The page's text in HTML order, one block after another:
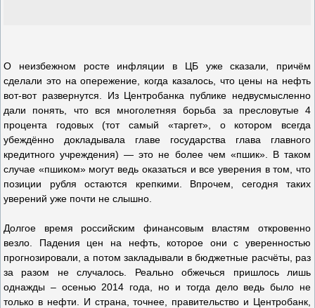
О неизбежном росте инфляции в ЦБ уже сказали, причём
сделали это на опережение, когда казалось, что цены на нефть
вот-вот развернутся. Из Центробанка публике недвусмысленно
дали понять, что вся многолетняя борьба за пресловутые 4
процента годовых (тот самый «таргет», о котором всегда
убеждённо докладывала главе государства глава главного
кредитного учреждения) — это не более чем «пшик». В таком
случае «пшиком» могут ведь оказаться и все уверения в том, что
позиции рубля остаются крепкими. Впрочем, сегодня таких
уверений уже почти не слышно.
Долгое время российским финансовым властям откровенно
везло. Падения цен на нефть, которое они с уверенностью
прогнозировали, а потом закладывали в бюджетные расчёты, раз
за разом не случалось. Реально обжечься пришлось лишь
однажды – осенью 2014 года, но и тогда дело ведь было не
только в нефти. И страна, точнее, правительство и Центробанк,